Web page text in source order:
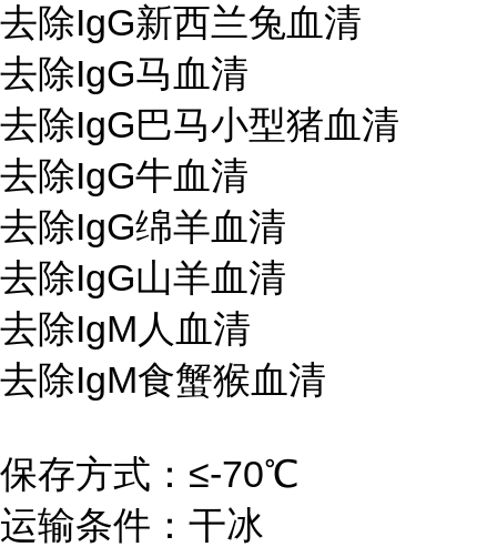
去除IgG新西兰兔血清
去除IgG马血清
去除IgG巴马小型猪血清
去除IgG牛血清
去除IgG绵羊血清
去除IgG山羊血清
去除IgM人血清
去除IgM食蟹猴血清
保存方式：≤-70℃
运输条件：干冰